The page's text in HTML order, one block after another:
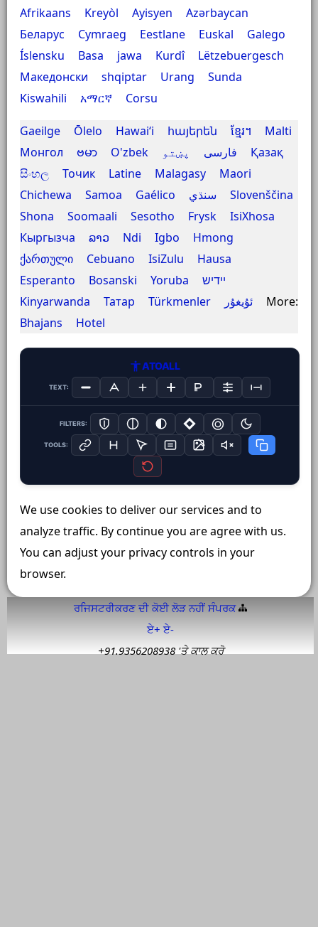
Afrikaans Kreyòl Ayisyen
Azərbaycan
Беларус
Cymraeg Eestlane Euskal
Galego
Íslensku
Basa jawa Kurdî
Lëtzebuergesch
Македонски
shqiptar
Urang Sunda
Kiswahili
አማርኛ Corsu
Gaeilge Ōlelo Hawaiʻi հայերեն ខ្មែរ។
Malti
Монгол
ဗမာ O'zbek فارسی پښتو
Қазақ
සිංහල
Точик Latine Malagasy
Maori
Chichewa
Samoa Gaélico سنڌي
Slovenščina
Shona
Soomaali Sesotho Frysk
IsiXhosa
Кыргызча
ລາວ Ndi Igbo
Hmong
ქართული
Cebuano IsiZulu
Hausa
Esperanto
Bosanski Yoruba
יידיש
Kinyarwanda
Татар Türkmenler ئۇيغۇر
More:
Bhajans
Hotel
ATOALL
TEXT:
FILTERS:
TOOLS:
We use cookies to deliver our services and to
analyze traffic. By continue you are agree with us.
You can adjust your privacy controls in your
browser.
ਰਜਿਸਟਰੀਕਰਣ ਦੀ ਕੋਈ ਲੋੜ ਨਹੀਂ ਸੰਪਰਕ️
ਏ+ ਏ-
+91.9356208938 'ਤੇ ਕਾਲ ਕਰੋ